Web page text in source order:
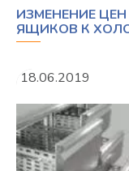
Режим
ИЗМЕНЕНИЕ
ЯЩИКОВ К
18.06.2019